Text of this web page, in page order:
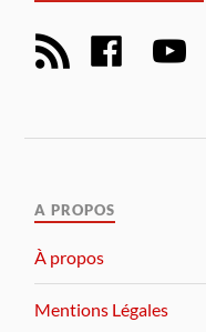
A PROPOS
À propos
Mentions Légales